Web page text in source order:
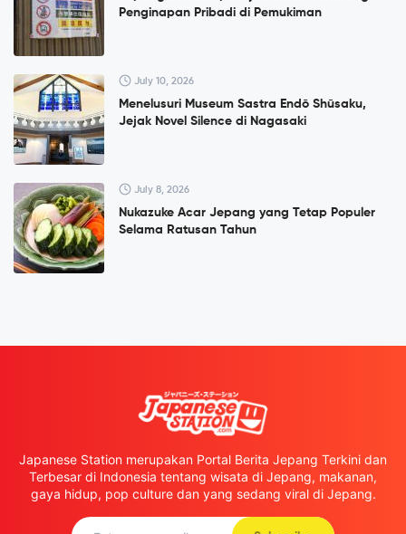
Penginapan Pribadi di Pemukiman
July 10, 2026
Menelusuri Museum Sastra Endō Shūsaku,
Jejak Novel Silence di Nagasaki
July 8, 2026
Nukazuke Acar Jepang yang Tetap Populer
Selama Ratusan Tahun
Japanese Station merupakan Portal Berita Jepang Terkini dan
Terbesar di Indonesia tentang wisata di Jepang, makanan,
gaya hidup, pop culture dan yang sedang viral di Jepang.